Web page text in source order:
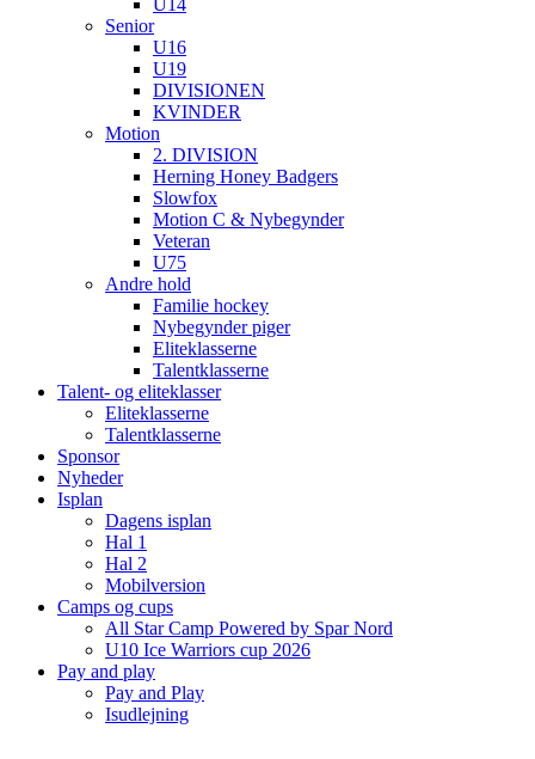
U14
Senior
U16
U19
DIVISIONEN
KVINDER
Motion
2. DIVISION
Herning Honey Badgers
Slowfox
Motion C & Nybegynder
Veteran
U75
Andre hold
Familie hockey
Nybegynder piger
Eliteklasserne
Talentklasserne
Talent- og eliteklasser
Eliteklasserne
Talentklasserne
Sponsor
Nyheder
Isplan
Dagens isplan
Hal 1
Hal 2
Mobilversion
Camps og cups
All Star Camp Powered by Spar Nord
U10 Ice Warriors cup 2026
Pay and play
Pay and Play
Isudlejning